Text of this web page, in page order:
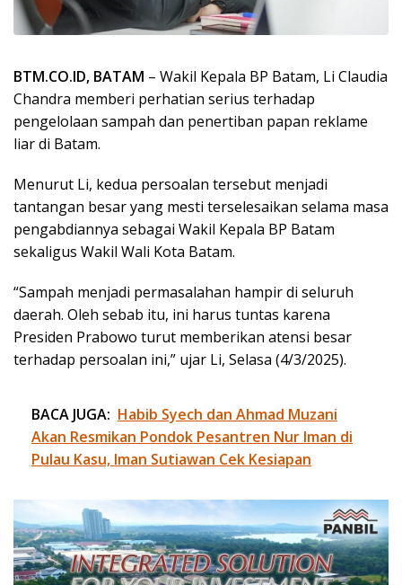
BTM.CO.ID, BATAM – Wakil Kepala BP Batam, Li Claudia
Chandra memberi perhatian serius terhadap
pengelolaan sampah dan penertiban papan reklame
liar di Batam.
Menurut Li, kedua persoalan tersebut menjadi
tantangan besar yang mesti terselesaikan selama masa
pengabdiannya sebagai Wakil Kepala BP Batam
sekaligus Wakil Wali Kota Batam.
“Sampah menjadi permasalahan hampir di seluruh
daerah. Oleh sebab itu, ini harus tuntas karena
Presiden Prabowo turut memberikan atensi besar
terhadap persoalan ini,” ujar Li, Selasa (4/3/2025).
BACA JUGA: Habib Syech dan Ahmad Muzani
Akan Resmikan Pondok Pesantren Nur Iman di
Pulau Kasu, Iman Sutiawan Cek Kesiapan